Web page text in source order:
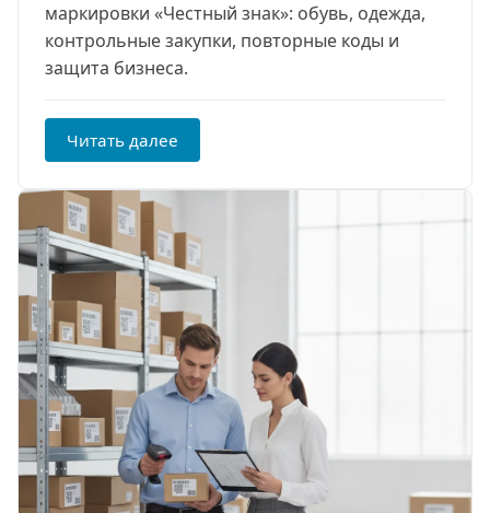
маркировки «Честный знак»: обувь, одежда,
контрольные закупки, повторные коды и
защита бизнеса.
Читать далее